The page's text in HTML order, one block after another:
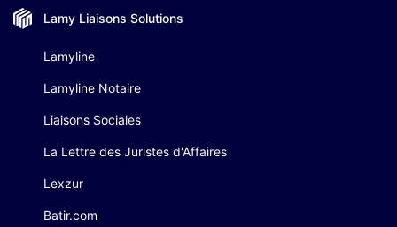
Lamy Liaisons Solutions
Lamyline
Lamyline Notaire
Liaisons Sociales
La Lettre des Juristes d'Affaires
Lexzur
Batir.com